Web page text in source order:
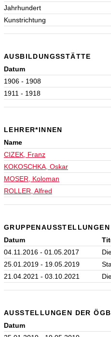
Jahrhundert
Kunstrichtung
AUSBILDUNGSSTÄTTE
Datum
1906 - 1908
1911 - 1918
LEHRER*INNEN
Name
CIZEK, Franz
KOKOSCHKA, Oskar
MOSER, Koloman
ROLLER, Alfred
GRUPPENAUSSTELLUNGEN
Datum
04.11.2016 - 01.05.2017
25.01.2019 - 19.05.2019
21.04.2021 - 03.10.2021
AUSSTELLUNGEN DER
Datum